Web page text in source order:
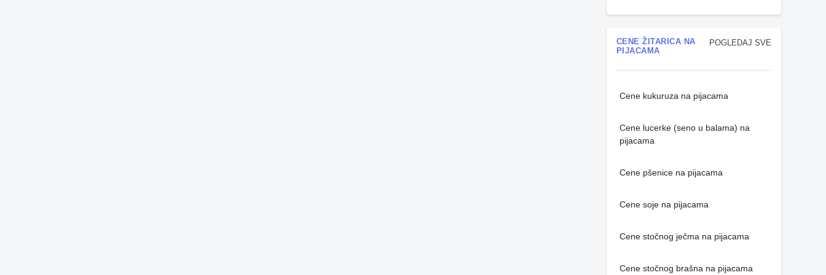
POGLEDAJ SVE
CENE ŽITARICA NA
PIJACAMA
Cene kukuruza na pijacama
Cene lucerke (seno u balama) na
pijacama
Cene pšenice na pijacama
Cene soje na pijacama
Cene stočnog ječma na pijacama
Cene stočnog brašna na pijacama